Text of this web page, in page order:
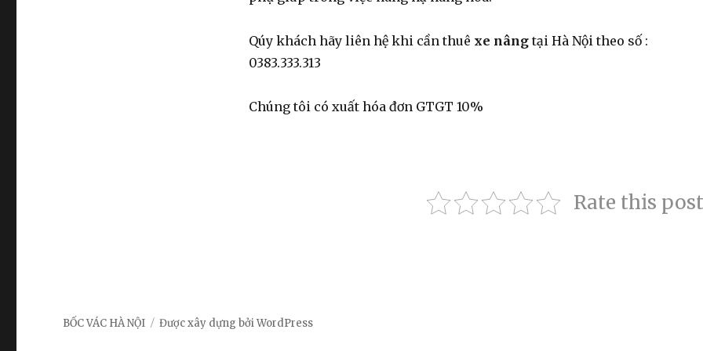
Qúy khách hãy liên hệ khi cần thuê xe nângtại Hà Nội theo số :
0383.333.313
Chúng tôi có xuất hóa đơn GTGT 10%
Rate this post
BỐC VÁC HÀ NỘI Được xây dựng bởi WordPress